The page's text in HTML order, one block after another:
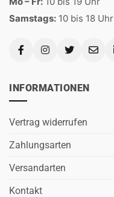
Samstags: 10 bis 18 Uhr
INFORMATIONEN
Vertrag widerrufen
Zahlungsarten
Versandarten
Kontakt